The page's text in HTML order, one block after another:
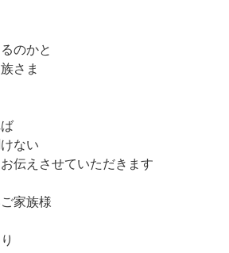
のかと
さま
ない
伝えさせていただきます
家族様